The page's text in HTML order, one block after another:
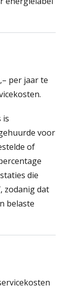
per jaar te
is
voor
of
die
zodanig dat
belaste